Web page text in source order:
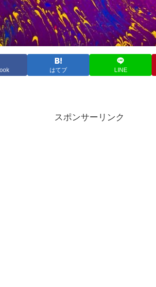
はてブ LINE
スポンサーリンク